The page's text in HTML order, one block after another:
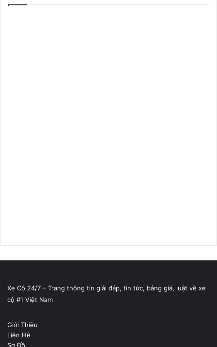
Xe Cộ 24/7 – Trang thông tin giải đáp, tin tức, bảng giá, luật về xe
cộ #1 Việt Nam
Giới Thiệu
Liên Hệ
Sơ Đồ